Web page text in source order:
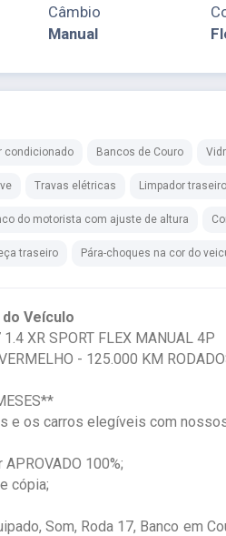
Câmbio
Manual
condicionado Bancos de Couro
Travas elétricas Limpador traseiro
do motorista com ajuste de altura
traseiro Pára-choques na cor do
Veículo
1.4 XR SPORT FLEX MANUAL 4P
- 125.000 KM
e os carros elegíveis com
100%;
cópia;
Som, Roda 17, Banco em